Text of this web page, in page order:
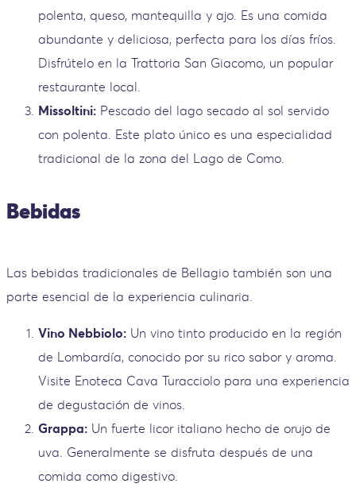
polenta, queso, mantequilla y ajo. Es una comida
abundante y deliciosa, perfecta para los días fríos.
Disfrútelo en la Trattoria San Giacomo, un popular
restaurante local.
Missoltini: Pescado del lago secado al sol servido
con polenta. Este plato único es una especialidad
tradicional de la zona del Lago de Como.
Bebidas
Las bebidas tradicionales de Bellagio también son una
parte esencial de la experiencia culinaria.
Vino Nebbiolo: Un vino tinto producido en la región
de Lombardía, conocido por su rico sabor y aroma.
Visite Enoteca Cava Turacciolo para una experiencia
de degustación de vinos.
Grappa: Un fuerte licor italiano hecho de orujo de
uva. Generalmente se disfruta después de una
comida como digestivo.